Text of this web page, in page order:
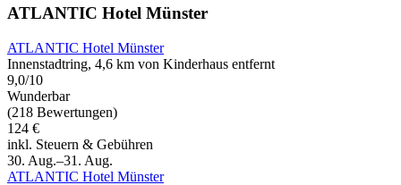
ATLANTIC Hotel Münster
ATLANTIC Hotel Münster
Innenstadtring, 4,6 km von Kinderhaus entfernt
9,0/10
Wunderbar
(218 Bewertungen)
124 €
inkl. Steuern & Gebühren
30. Aug.–31. Aug.
ATLANTIC Hotel Münster